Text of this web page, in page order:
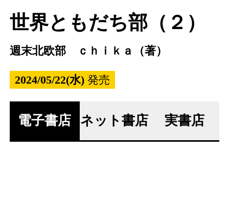
世界ともだち部（２）
週末北欧部 ｃｈｉｋａ（著）
2024/05/22(水)発売
電子書店 ネット書店 実書店